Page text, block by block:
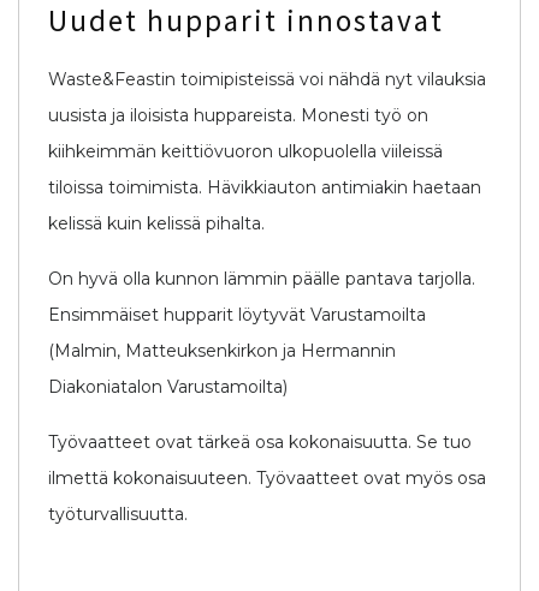
Uudet hupparit innostavat
Waste&Feastin toimipisteissä voi nähdä nyt vilauksia
uusista ja iloisista huppareista. Monesti työ on
kiihkeimmän keittiövuoron ulkopuolella viileissä
tiloissa toimimista. Hävikkiauton antimiakin haetaan
kelissä kuin kelissä pihalta.
On hyvä olla kunnon lämmin päälle pantava tarjolla.
Ensimmäiset hupparit löytyvät Varustamoilta
(Malmin, Matteuksenkirkon ja Hermannin
Diakoniatalon Varustamoilta)
Työvaatteet ovat tärkeä osa kokonaisuutta. Se tuo
ilmettä kokonaisuuteen. Työvaatteet ovat myös osa
työturvallisuutta.